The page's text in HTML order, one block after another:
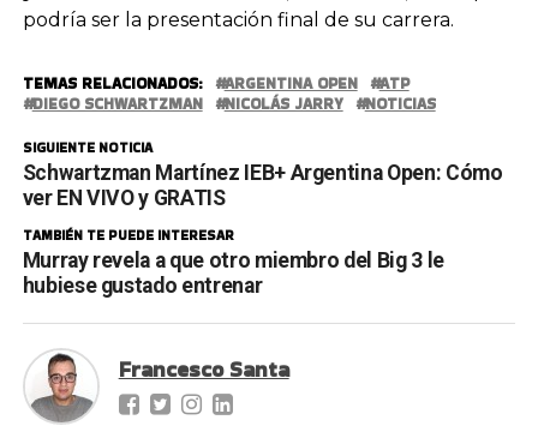
podría ser la presentación final de su carrera.
TEMAS RELACIONADOS: ARGENTINA OPEN
ATP
DIEGO SCHWARTZMAN
NICOLÁS JARRY NOTICIAS
SIGUIENTE NOTICIA
Schwartzman Martínez IEB+ Argentina Open: Cómo
ver EN VIVO y GRATIS
TAMBIÉN TE PUEDE INTERESAR
Murray revela a que otro miembro del Big 3 le
hubiese gustado entrenar
Francesco Santa